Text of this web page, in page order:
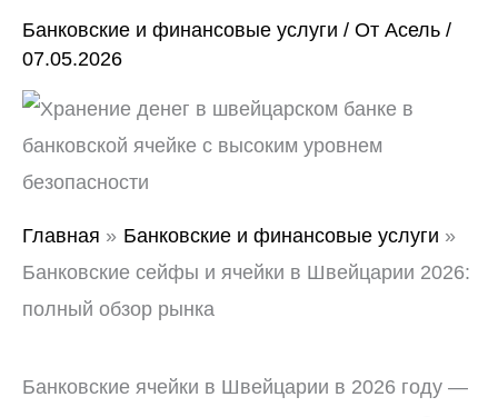
Банковские и финансовые услуги / От Асель /
07.05.2026
Главная
Банковские и финансовые услуги
Банковские сейфы и ячейки в Швейцарии 2026:
полный обзор рынка
Банковские ячейки в Швейцарии в 2026 году —